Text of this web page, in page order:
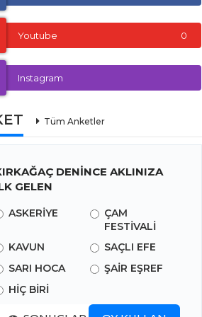
Youtube 0
Instagram
Tüm Anketler
DENİNCE AKLINIZA
GELEN
ASKERİYE
ÇAM
FESTİVALİ
KAVUN
SAÇLI EFE
SARI HOCA
ŞAİR EŞREF
HİÇ BİRİ